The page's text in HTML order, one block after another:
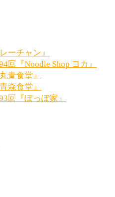
ーチャン』
『Noodle Shop ヨカ』
青食堂』
森食堂』
回『ぽっぽ家』